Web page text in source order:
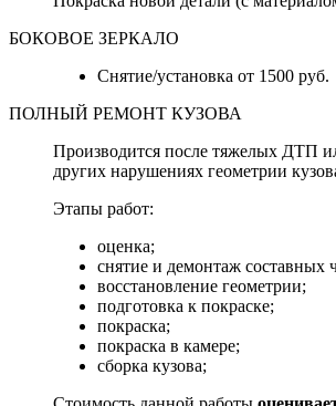
БОКОВОЕ ЗЕРКАЛО
Снятие/установка от 1500 руб.
ПОЛНЫЙ РЕМОНТ КУЗОВА
Производится после тяжелых ДТП
других нарушениях геометрии
Этапы работ:
оценка;
снятие и демонтаж составных
восстановление геометрии;
подготовка к покраске;
покраска;
покраска в камере;
сборка кузова;